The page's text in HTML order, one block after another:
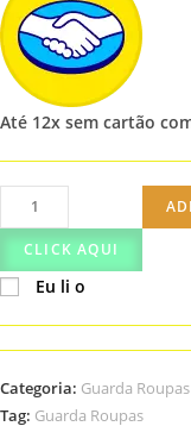
Até 12x sem cartão
Aéreo
Solteiro
3
-
CLICK AQUI
Eu li o
Categoria: Guarda Roupas
Tag: Guarda Roupas